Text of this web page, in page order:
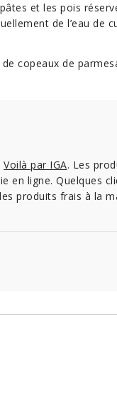
et les pois
de l’eau de
copeaux de
Voilà par IGA. Les
en ligne. Quelques
produits frais à la